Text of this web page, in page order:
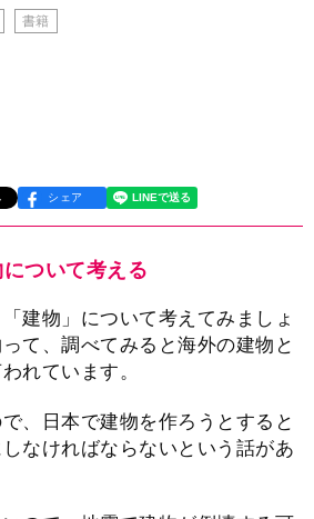
書籍
シェア
について考える
建物」について考えてみましょ
て、調べてみると海外の建物と
れています。
、日本で建物を作ろうとすると
しなければならないという話があ